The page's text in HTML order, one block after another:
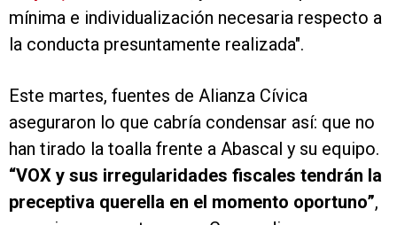
mínima e individualización necesaria respecto a
la conducta presuntamente realizada".
Este martes, fuentes de Alianza Cívica
aseguraron lo que cabría condensar así: que no
han tirado la toalla frente a Abascal y su equipo.
“VOX y sus irregularidades fiscales tendrán la
preceptiva querella en el momento oportuno”,